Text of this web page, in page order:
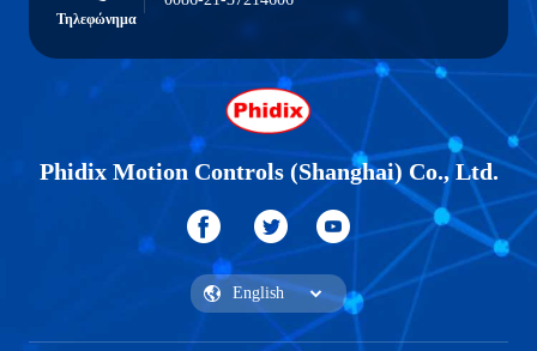
Τηλεφώνημα
Phidix Motion Controls (Shanghai) Co., Ltd.